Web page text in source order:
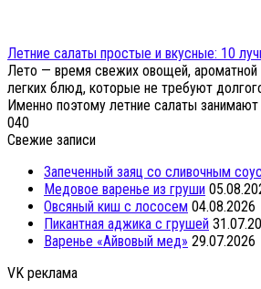
Летние салаты простые и вкусные: 10
Лето — время свежих овощей, ароматной
легких блюд, которые не требуют
Именно поэтому летние салаты занимают
040
Свежие записи
Запеченный заяц со сливочным
Медовое варенье из груши
Овсяный киш с лососем 04.08.2026
Пикантная аджика с грушей
Варенье «Айвовый мед» 29.07.2026
VK реклама